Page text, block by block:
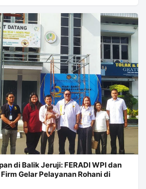
di Balik Jeruji: FERADI WPI dan
Gelar Pelayanan Rohani di